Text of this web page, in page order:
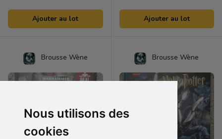
Nous utilisons des
cookies
Ajouter au lot Ajouter au lot
Brousse Wène Brousse Wène